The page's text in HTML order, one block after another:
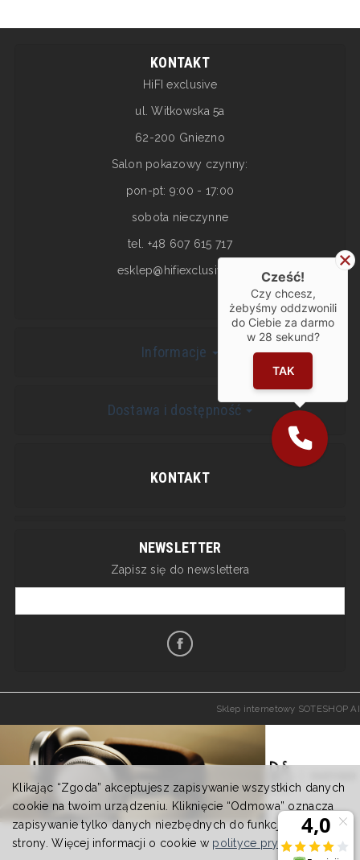
KONTAKT
HiFI exclusive
ul. Witkowska 5a
62-200 Gniezno
Salon pokazowy czynny:
pon-pt: 9:00 - 17:00
sobota nieczynne
tel. +48 607 615 717
esklep@hifiexclusive.pl
Informacje
Dostawa i dostępność
KONTAKT
NEWSLETTER
Zapisz się do newslettera
Sklep internetowy SOTESHOP AI
Klikając “Zgoda” akceptujesz zapisywanie wszystkich danych
cookie na twoim urządzeniu. Kliknięcie “Odmowa” oznacza
zapisywanie tylko danych niezbędnych do funkcjonowania
strony. Więcej informacji o cookie w polityce prywatności.
Cześć!
Czy chcesz,
żebyśmy oddzwonili
do Ciebie za darmo
w 28 sekund?
TAK